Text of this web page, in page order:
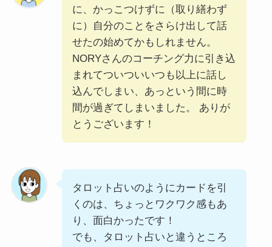
に、かっこつけずに（取り繕わず
に）自分のことをさらけ出して話
せたの始めてかもしれません。
NORYさんのコーチング力に引き込
まれてついついいつも以上に話し
込んでしまい、あっという間に時
間が過ぎてしまいました。 ありが
とうございます！
タロット占いのようにカードを引
くのは、ちょっとワクワク感もあ
り、面白かったです！
でも、タロット占いと違うところ